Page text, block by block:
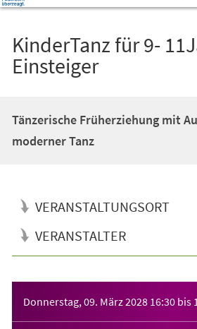
KinderTanz für 9-
Einsteiger
Tänzerische Früherziehung mit
moderner Tanz
VERANSTALTUNGSORT
VERANSTALTER
Donnerstag, 09. März 2028 16:30 bis